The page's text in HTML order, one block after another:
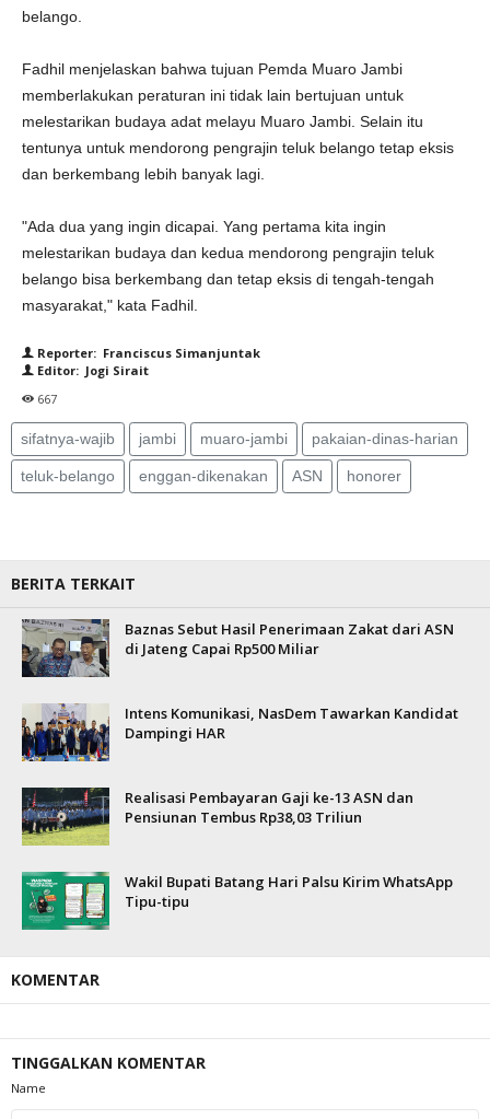
belango.
Fadhil menjelaskan bahwa tujuan Pemda Muaro Jambi
memberlakukan peraturan ini tidak lain bertujuan untuk
melestarikan budaya adat melayu Muaro Jambi. Selain itu
tentunya untuk mendorong pengrajin teluk belango tetap eksis
dan berkembang lebih banyak lagi.
"Ada dua yang ingin dicapai. Yang pertama kita ingin
melestarikan budaya dan kedua mendorong pengrajin teluk
belango bisa berkembang dan tetap eksis di tengah-tengah
masyarakat," kata Fadhil.
Reporter: Franciscus Simanjuntak
Editor: Jogi Sirait
667
sifatnya-wajib jambi muaro-jambi pakaian-dinas-harian
teluk-belango enggan-dikenakan ASN honorer
BERITA TERKAIT
Baznas Sebut Hasil Penerimaan Zakat dari ASN
di Jateng Capai Rp500 Miliar
Intens Komunikasi, NasDem Tawarkan Kandidat
Dampingi HAR
Realisasi Pembayaran Gaji ke-13 ASN dan
Pensiunan Tembus Rp38,03 Triliun
Wakil Bupati Batang Hari Palsu Kirim WhatsApp
Tipu-tipu
KOMENTAR
TINGGALKAN KOMENTAR
Name